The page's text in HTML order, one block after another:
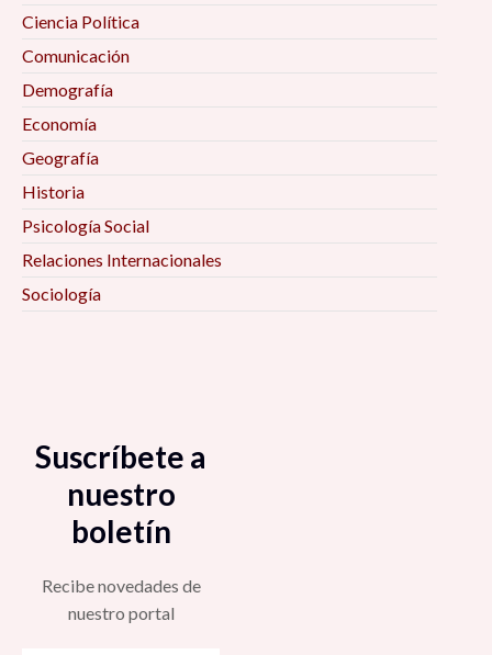
Ciencia Política
Comunicación
Demografía
Economía
Geografía
Historia
Psicología Social
Relaciones Internacionales
Sociología
Suscríbete a
nuestro
boletín
Recibe novedades de
nuestro portal